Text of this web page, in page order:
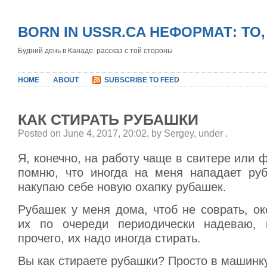
BORN IN USSR.CA НЕФОРМАТ:
Будний день в Канаде: рассказ с той стороны
HOME ABOUT SUBSCRIBE TO FEED
КАК СТИРАТЬ РУБАШКИ
Posted on June 4, 2017, 20:02, by Sergey, under .
Я, конечно, на работу чаще в свитере или
помню, что иногда на меня нападает
накупаю себе новую охапку рубашек.
Рубашек у меня дома, чтоб не соврать,
их по очереди периодически надеваю,
прочего, их надо иногда стирать.
Вы как стираете рубашки? Просто в